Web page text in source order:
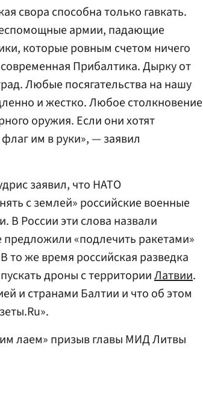
свора способна только гавкать.
армии, падающие
которые ровным счетом ничего
Прибалтика. Дырку от
Любые посягательства на нашу
и жестко. Любое столкновение
оружия. Если они хотят
им в руки», — заявил
заявил, что НАТО
с землей» российские военные
В России эти слова назвали
«подлечить ракетами»
то же время российская разведка
дроны с территорииЛатвии.
и странами Балтии и что об этом
лаем» призыв главы МИД Литвы